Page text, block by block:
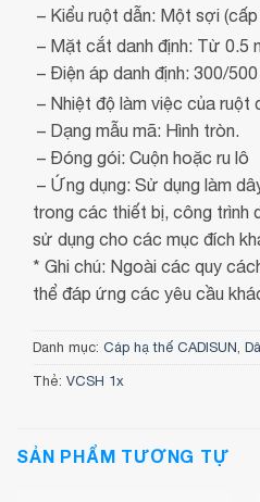
– Kiểu ruột dẫn: Một sợi (cấp
– Mặt cắt danh định: Từ 0.5
– Điện áp danh định: 300/
– Nhiệt độ làm việc của ruột
– Dạng mẫu mã: Hình tròn.
– Đóng gói: Cuộn hoặc ru lô
– Ứng dụng: Sử dụng làm
trong các thiết bị, công trình
sử dụng cho các mục đích
* Ghi chú: Ngoài các quy
thể đáp ứng các yêu cầu
Danh mục: Cáp hạ thế CADISUN,
Thẻ: VCSH 1x
SẢN PHẨM TƯƠNG TỰ